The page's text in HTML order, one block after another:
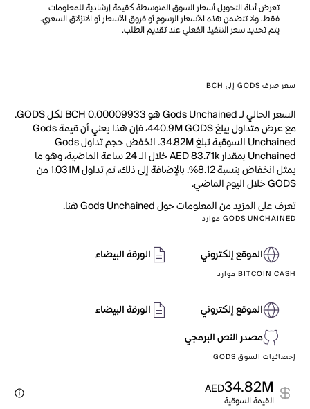
تعرض أداة التحويل أسعار السوق المتوسطة كقيمة إرشادية للمعلومات
فقط، ولا تتضمن هذه الأسعار الرسوم أو فروق الأسعار أو الانزلاق السعري.
يتم تحديد سعر التنفيذ الفعلي عند تقديم الطلب.
سعر صرف GODS إلى BCH
السعر الحالي لـ Gods Unchained هو BCH 0.00009933 لكل GODS.
مع عرض متداول يبلغ 440.9M GODS، فإن هذا يعني أن قيمة Gods
Unchained السوقية تبلغ 34.82M. انخفض حجم تداول Gods
Unchained بمقدار AED 83.71k خلال الـ 24 ساعة الماضية، وهو ما
يمثل انخفاض بنسبة 8.12%. بالإضافة إلى ذلك، تم تداول 1.031M من
GODS خلال اليوم الماضي.
تعرف على المزيد من المعلومات حول Gods Unchained هنا.
GODS UNCHAINED موارد
الموقع إلكتروني الورقة البيضاء
BITCOIN CASH موارد
الموقع إلكتروني
الورقة البيضاء
مصدر النص البرمجي
إحصائيات السوق GODS
34.82M
AED
القيمة السوقية